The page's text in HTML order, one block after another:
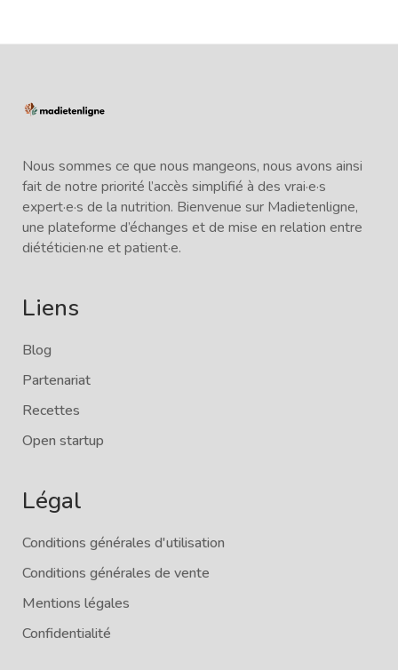
Nous sommes ce que nous mangeons, nous avons ainsi
fait de notre priorité l’accès simplifié à des vrai·e·s
expert·e·s de la nutrition. Bienvenue sur Madietenligne,
une plateforme d’échanges et de mise en relation entre
diététicien·ne et patient·e.
Liens
Blog
Partenariat
Recettes
Open startup
Légal
Conditions générales d'utilisation
Conditions générales de vente
Mentions légales
Confidentialité